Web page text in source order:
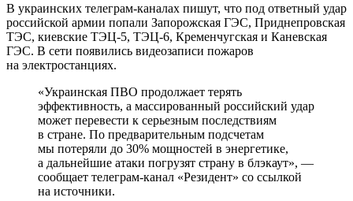
В украинских телеграм-каналах пишут, что под ответный удар
российской армии попали Запорожская ГЭС, Приднепровская
ТЭС, киевские ТЭЦ-5, ТЭЦ-6, Кременчугская и Каневская
ГЭС. В сети появились видеозаписи пожаров
на электростанциях.
«Украинская ПВО продолжает терять
эффективность, а массированный российский удар
может перевести к серьезным последствиям
в стране. По предварительным подсчетам
мы потеряли до 30% мощностей в энергетике,
а дальнейшие атаки погрузят страну в блэкаут», —
сообщает телеграм-канал «Резидент» со ссылкой
на источники.